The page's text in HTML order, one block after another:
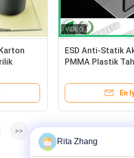
ESD Anti-Statik
PMMA Plastik
En
>>
Rita Zhang